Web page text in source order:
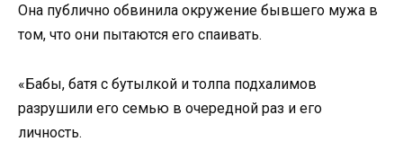
Она публично обвинила окружение бывшего мужа в
том, что они пытаются его спаивать.
«Бабы, батя с бутылкой и толпа подхалимов
разрушили его семью в очередной раз и его
личность.